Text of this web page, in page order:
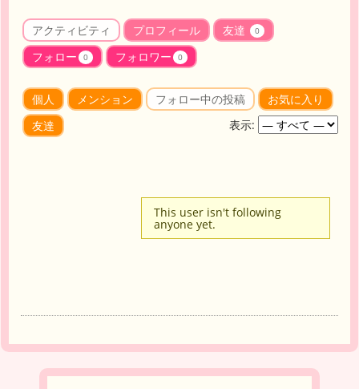
アクティビティ プロフィール 友達 0
フォロー 0 フォロワー 0
個人 メンション フォロー中の投稿
お気に入り
友達
表示:
This user isn't following
anyone yet.